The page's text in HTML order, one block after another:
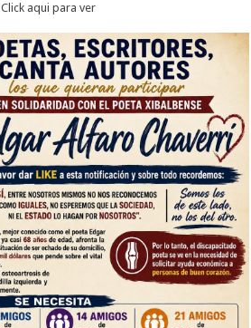
Click aqui para ver